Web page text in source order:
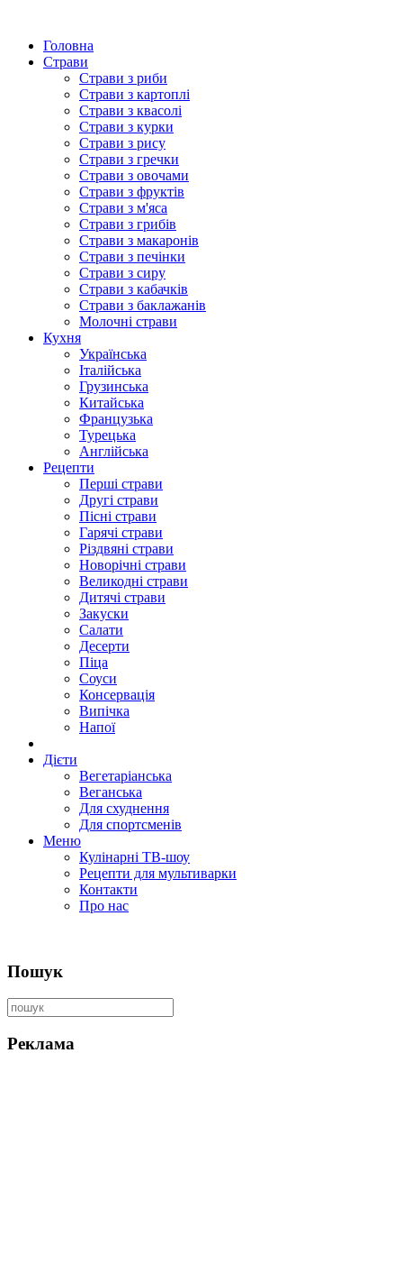
Головна
Страви
Страви з риби
Страви з картоплі
Страви з квасолі
Страви з курки
Страви з рису
Страви з гречки
Страви з овочами
Страви з фруктів
Страви з м'яса
Страви з грибів
Страви з макаронів
Страви з печінки
Страви з сиру
Страви з кабачків
Страви з баклажанів
Молочні страви
Кухня
Українська
Італійська
Грузинська
Китайська
Французька
Турецька
Англійська
Рецепти
Перші страви
Другі страви
Пісні страви
Гарячі страви
Різдвяні страви
Новорічні страви
Великодні страви
Дитячі страви
Закуски
Салати
Десерти
Піца
Соуси
Консервація
Випічка
Напої
Дієти
Вегетаріанська
Веганська
Для схуднення
Для спортсменів
Меню
Кулінарні ТВ-шоу
Рецепти для мультиварки
Контакти
Про нас
Пошук
Реклама